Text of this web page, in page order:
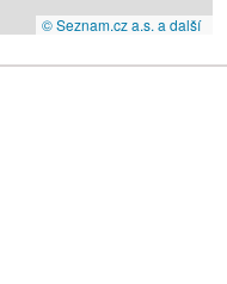
© Seznam.cz a.s. a další